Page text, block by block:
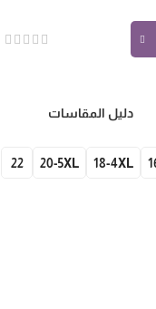
دليل المقاسات
18-4XL
20-5XL
22